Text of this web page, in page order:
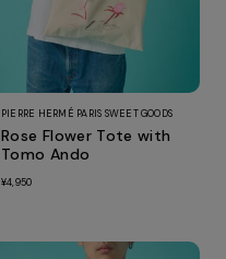
PIERRE HERMÉ PARIS SWEET GOODS
Rose Flower Tote with
Tomo Ando
¥4,950